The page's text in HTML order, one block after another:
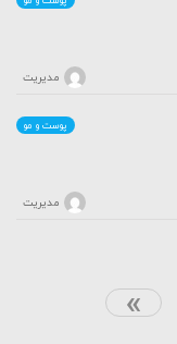
مدیریت
پوست و مو
مدیریت
»